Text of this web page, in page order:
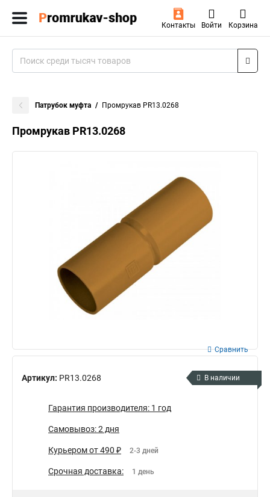
Контакты Войти Корзина
Патрубок муфта Промрукав PR13.0268
Промрукав PR13.0268
Артикул: PR13.0268
Сравнить
В наличии
Гарантия производителя: 1 год
Самовывоз: 2 дня
Курьером от 490 ₽ 2-3 дней
Срочная доставка: 1 день